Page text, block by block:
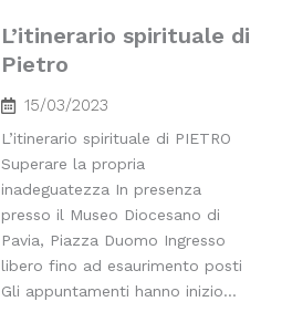
L’itinerario spirituale di
Pietro
15/03/2023
L’itinerario spirituale di PIETRO
Superare la propria
inadeguatezza In presenza
presso il Museo Diocesano di
Pavia, Piazza Duomo Ingresso
libero fino ad esaurimento posti
Gli appuntamenti hanno inizio...